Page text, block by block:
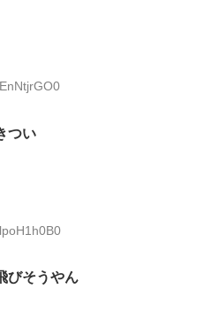
つい
びそうやん